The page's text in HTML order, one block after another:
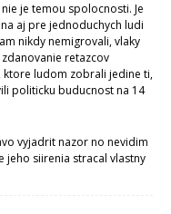
je temou spolocnosti. Je
aj pre jednoduchych ludi
nikdy nemigrovali, vlaky
retazcov
ktore ludom zobrali jedine ti,
politicku buducnost na 14
vyjadrit nazor no nevidim
jeho siirenia stracal vlastny